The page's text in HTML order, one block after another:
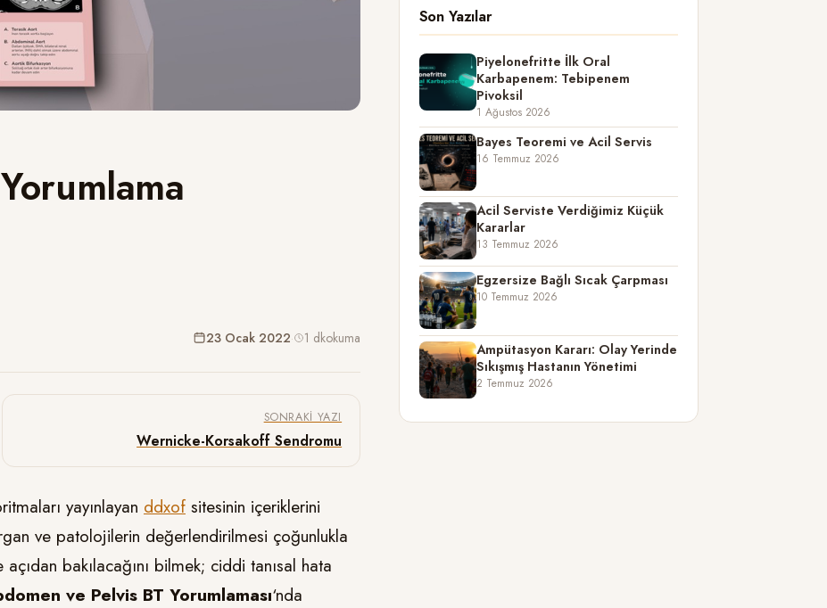
23 Ocak 2022· 1 dkokuma
SONRAKI YAZI
Wernicke-Korsakoff Sendromu
yayınlayan ddxof sitesinin içeriklerini
ve patolojilerin değerlendirilmesi çoğunlukla
bakılacağını bilmek; ciddi tanısal hata
ve Pelvis BT Yorumlaması‘nda
Son Yazılar
Piyelonefritte İlk Oral
Karbapenem: Tebipenem
Pivoksil
1 Ağustos 2026
Bayes Teoremi ve Acil Servis
16 Temmuz 2026
Acil Serviste Verdiğimiz Küçük
Kararlar
13 Temmuz 2026
Egzersize Bağlı Sıcak Çarpması
10 Temmuz 2026
Ampütasyon Kararı: Olay Yerinde
Sıkışmış Hastanın Yönetimi
2 Temmuz 2026